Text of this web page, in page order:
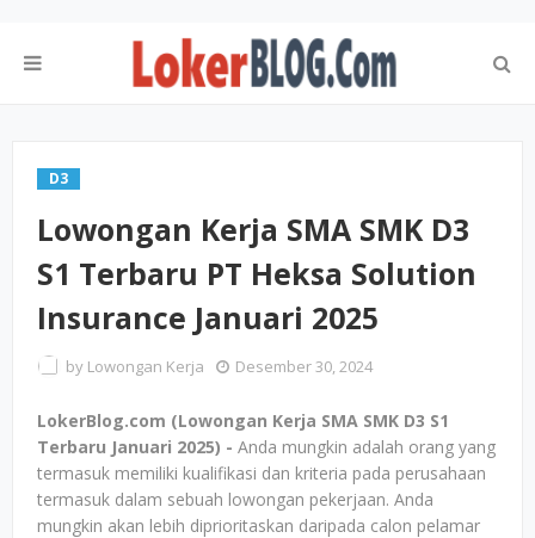
D3
Lowongan Kerja SMA SMK D3
S1 Terbaru PT Heksa Solution
Insurance Januari 2025
by Lowongan Kerja Desember 30, 2024
LokerBlog.com (Lowongan Kerja SMA SMK D3 S1
Terbaru Januari 2025) - Anda mungkin adalah orang yang
termasuk memiliki kualifikasi dan kriteria pada perusahaan
termasuk dalam sebuah lowongan pekerjaan. Anda
mungkin akan lebih diprioritaskan daripada calon pelamar